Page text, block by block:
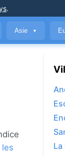
.
Asie ▼
les
La